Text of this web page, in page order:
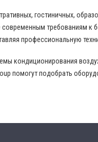
гостиничных,
требованиям
профессиональную
кондиционирования
помогут подобрать